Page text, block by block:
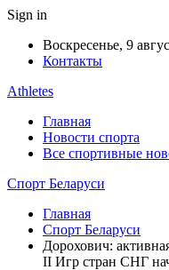
Sign in
Воскресенье, 9
Контакты
Athletes
Главная
Новости спорта
Все спортивные
Спорт Беларуси
Главная
Спорт Беларуси
Дорохович:
II Игр стран СНГ